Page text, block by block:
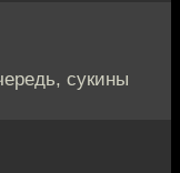
сукины